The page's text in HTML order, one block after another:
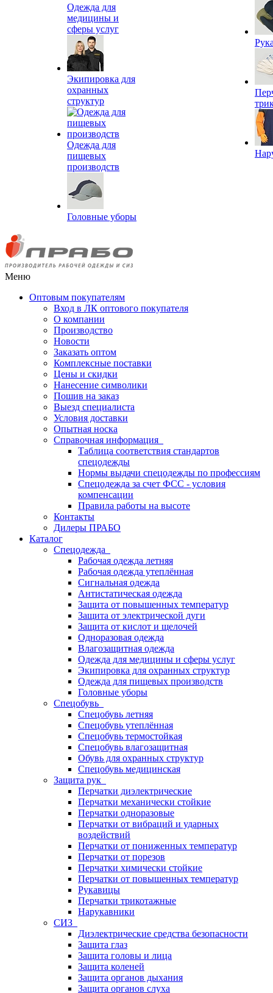
Одежда для
медицины и
сферы услуг
Экипировка для
охранных
структур
Одежда для
пищевых
производств
Головные уборы
Меню
Оптовым покупателям
Вход в ЛК оптового покупателя
О компании
Производство
Новости
Заказать оптом
Комплексные поставки
Цены и скидки
Нанесение символики
Пошив на заказ
Выезд специалиста
Условия доставки
Опытная носка
Справочная информация
Таблица соответствия стандартов
спецодежды
Нормы выдачи спецодежды по профессиям
Спецодежда за счет ФСС - условия
компенсации
Правила работы на высоте
Контакты
Дилеры ПРАБО
Каталог
Спецодежда
Рабочая одежда летняя
Рабочая одежда утеплённая
Сигнальная одежда
Антистатическая одежда
Защита от повышенных температур
Защита от электрической дуги
Защита от кислот и щелочей
Одноразовая одежда
Влагозащитная одежда
Одежда для медицины и сферы услуг
Экипировка для охранных структур
Одежда для пищевых производств
Головные уборы
Спецобувь
Спецобувь летняя
Спецобувь утеплённая
Спецобувь термостойкая
Спецобувь влагозащитная
Обувь для охранных структур
Спецобувь медицинская
Защита рук
Перчатки диэлектрические
Перчатки механически стойкие
Перчатки одноразовые
Перчатки от вибраций и ударных
воздействий
Перчатки от пониженных температур
Перчатки от порезов
Перчатки химически стойкие
Перчатки от повышенных температур
Рукавицы
Перчатки трикотажные
Нарукавники
СИЗ
Диэлектрические средства безопасности
Защита глаз
Защита головы и лица
Защита коленей
Защита органов дыхания
Защита органов слуха